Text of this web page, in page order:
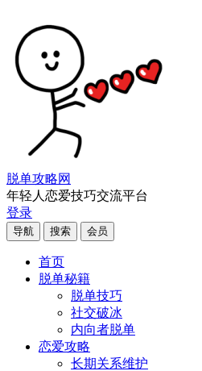
脱单攻略网
年轻人恋爱技巧交流平台
登录
导航 搜索 会员
首页
脱单秘籍
脱单技巧
社交破冰
内向者脱单
恋爱攻略
长期关系维护